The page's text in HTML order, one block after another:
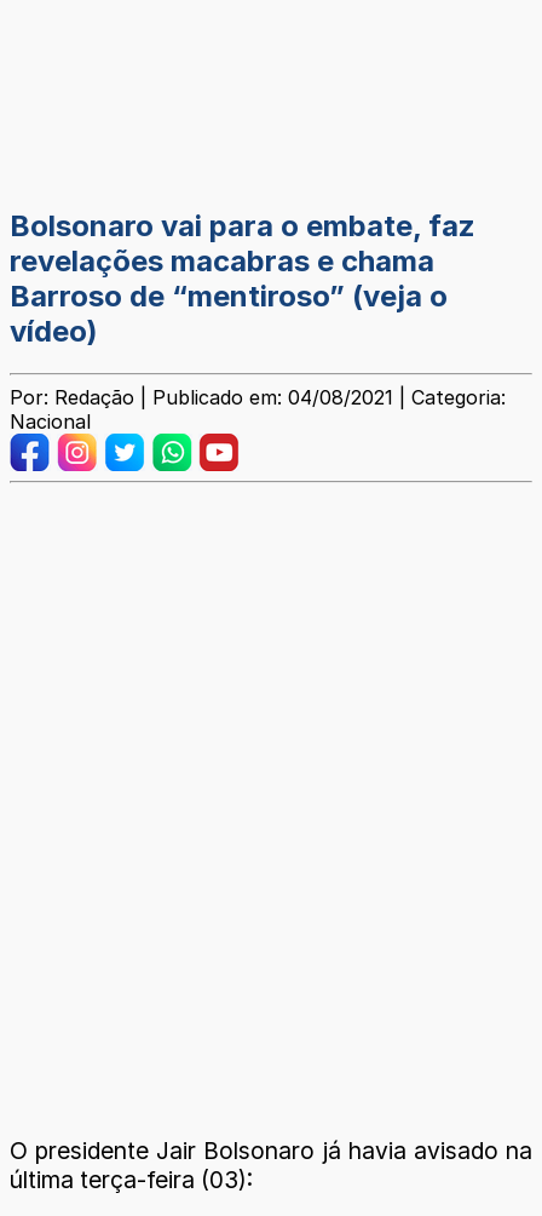
Bolsonaro vai para o embate, faz
revelações macabras e chama
Barroso de “mentiroso” (veja o
vídeo)
Por: Redação | Publicado em: 04/08/2021 | Categoria:
Nacional
O presidente Jair Bolsonaro já havia avisado na
última terça-feira (03):